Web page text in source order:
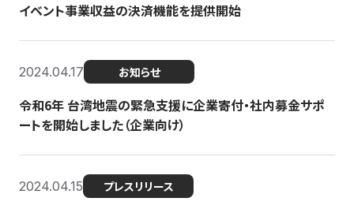
イベント事業収益の決済機能を提供開始
2024.04.17 お知らせ
令和6年 台湾地震の緊急支援に企業寄付・社内募金サポ
ートを開始しました（企業向け）
2024.04.15 プレスリリース